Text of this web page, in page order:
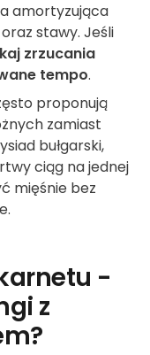
amortyzująca
stawy. Jeśli
zrzucania
tempo.
proponują
zamiast
bułgarski,
ciąg na jednej
mięśnie bez
-
z